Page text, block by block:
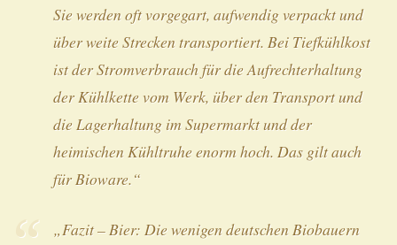
Sie werden oft vorgegart, aufwendig verpackt und
über weite Strecken transportiert. Bei Tiefkühlkost
ist der Stromverbrauch für die Aufrechterhaltung
der Kühlkette vom Werk, über den Transport und
die Lagerhaltung im Supermarkt und der
heimischen Kühltruhe enorm hoch. Das gilt auch
für Bioware.“
„Fazit – Bier: Die wenigen deutschen Biobauern